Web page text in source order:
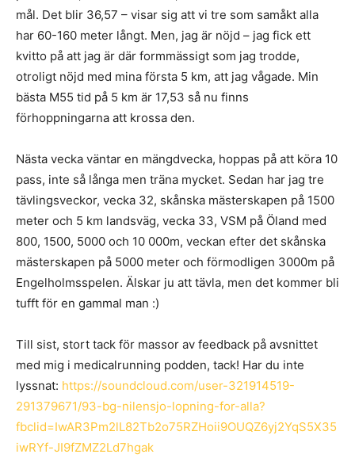
mål. Det blir 36,57 – visar sig att vi tre som samåkt alla
har 60-160 meter långt. Men, jag är nöjd – jag fick ett
kvitto på att jag är där formmässigt som jag trodde,
otroligt nöjd med mina första 5 km, att jag vågade. Min
bästa M55 tid på 5 km är 17,53 så nu finns
förhoppningarna att krossa den.
Nästa vecka väntar en mängdvecka, hoppas på att köra 10
pass, inte så långa men träna mycket. Sedan har jag tre
tävlingsveckor, vecka 32, skånska mästerskapen på 1500
meter och 5 km landsväg, vecka 33, VSM på Öland med
800, 1500, 5000 och 10 000m, veckan efter det skånska
mästerskapen på 5000 meter och förmodligen 3000m på
Engelholmsspelen. Älskar ju att tävla, men det kommer bli
tufft för en gammal man :)
Till sist, stort tack för massor av feedback på avsnittet
med mig i medicalrunning podden, tack! Har du inte
lyssnat: https://soundcloud.com/user-321914519-
291379671/93-bg-nilensjo-lopning-for-alla?
fbclid=IwAR3Pm2lL82Tb2o75RZHoii9OUQZ6yj2YqS5X35
iwRYf-JI9fZMZ2Ld7hgak